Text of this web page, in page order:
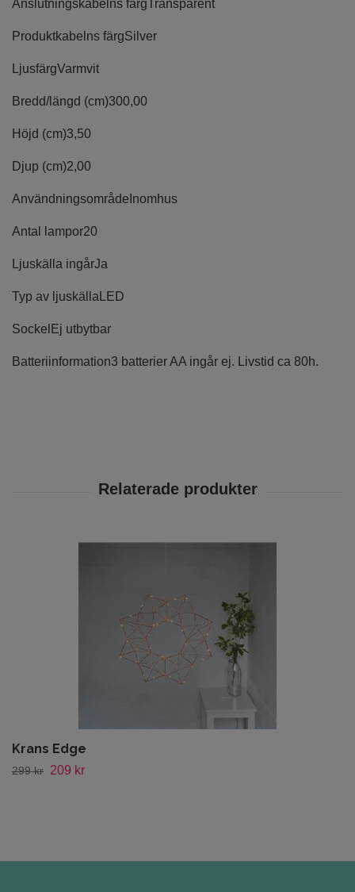
Anslutningskabelns färgTransparent
Produktkabelns färgSilver
LjusfärgVarmvit
Bredd/längd (cm)300,00
Höjd (cm)3,50
Djup (cm)2,00
Användningsområde Inomhus
Antal lampor20
Ljuskälla ingårJa
Typ av ljuskälla LED
Sockel Ej utbytbar
Batteriinformation3 batterier AA ingår ej. Livstid ca 80h.
Krans Edge
299 kr 209 kr